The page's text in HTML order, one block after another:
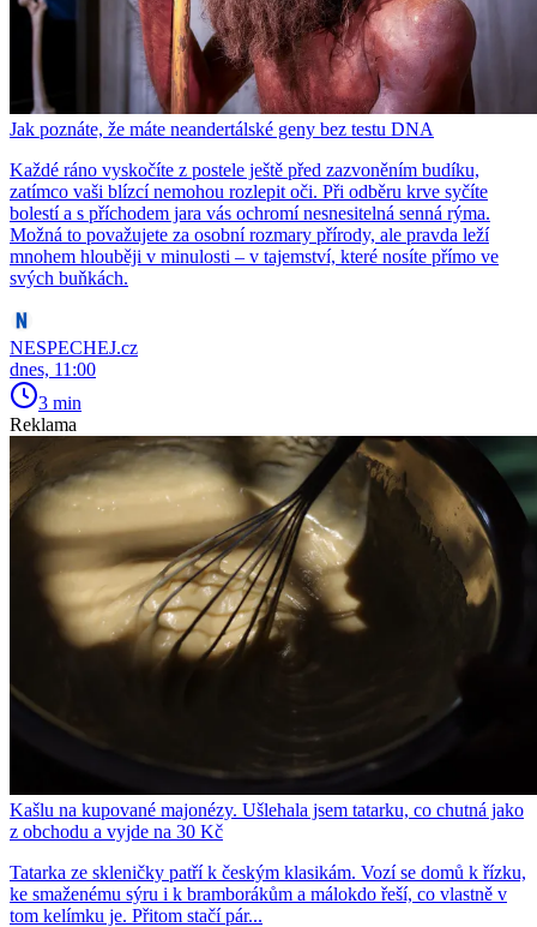
Jak poznáte, že máte neandertálské geny bez testu DNA
Každé ráno vyskočíte z postele ještě před zazvoněním budíku,
zatímco vaši blízcí nemohou rozlepit oči. Při odběru krve syčíte
bolestí a s příchodem jara vás ochromí nesnesitelná senná rýma.
Možná to považujete za osobní rozmary přírody, ale pravda leží
mnohem hlouběji v minulosti – v tajemství, které nosíte přímo ve
svých buňkách.
NESPECHEJ.cz
dnes, 11:00
3 min
Reklama
Kašlu na kupované majonézy. Ušlehala jsem tatarku, co chutná jako
z obchodu a vyjde na 30 Kč
Tatarka ze skleničky patří k českým klasikám. Vozí se domů k řízku,
ke smaženému sýru i k bramborákům a málokdo řeší, co vlastně v
tom kelímku je. Přitom stačí pár...